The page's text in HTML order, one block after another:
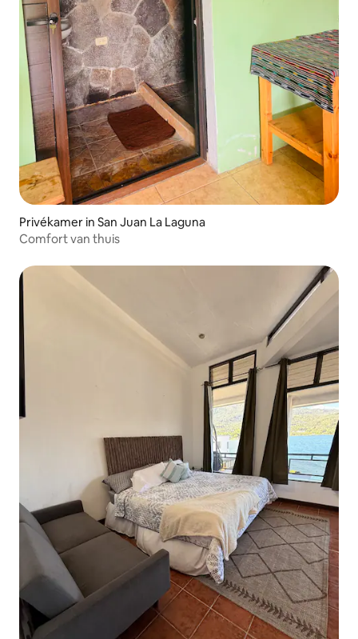
Privékamer in San Juan La Laguna
Comfort van thuis